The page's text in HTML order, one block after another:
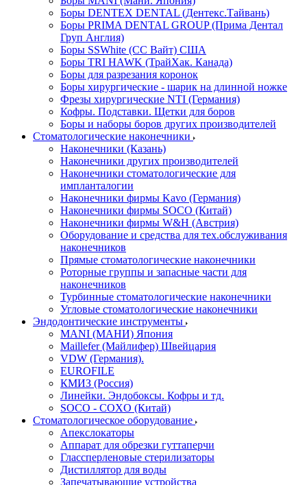
Боры DENTEX DENTAL (Дентекс.Тайвань)
Боры PRIMA DENTAL GROUP (Прима Дентал
Груп Англия)
Боры SSWhite (СС Вайт) США
Боры TRI HAWK (ТрайХак. Канада)
Боры для разрезания коронок
Боры хирургические - шарик на длинной ножке
Фрезы хирургические NTI (Германия)
Кофры. Подставки. Щетки для боров
Боры и наборы боров других производителей
Стоматологические наконечники
Наконечники (Казань)
Наконечники других производителей
Наконечники стоматологические для
импланталогии
Наконечники фирмы Kavo (Германия)
Наконечники фирмы SOCO (Китай)
Наконечники фирмы W&H (Австрия)
Оборудование и средства для тех.обслуживания
наконечников
Прямые стоматологические наконечники
Роторные группы и запасные части для
наконечников
Турбинные стоматологические наконечники
Угловые стоматологические наконечники
Эндодонтические инструменты
MANI (МАНИ) Япония
Maillefer (Майлифер) Швейцария
VDW (Германия).
EUROFILE
КМИЗ (Россия)
Линейки. Эндобоксы. Кофры и тд.
SOCO - COXO (Китай)
Стоматологическое оборудование
Апекслокаторы
Аппарат для обрезки гуттаперчи
Глассперленовые стерилизаторы
Дистиллятор для воды
Запечатывающие устройства